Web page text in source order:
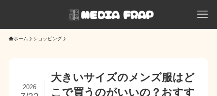
ホーム ショッピング
大きいサイズのメンズ服はど
こで買うのがいいの？おすす
2026